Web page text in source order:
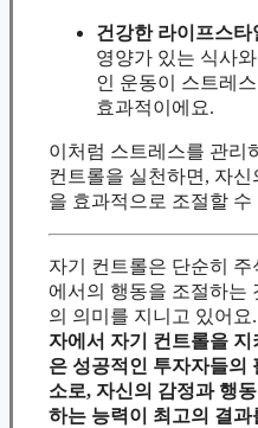
건강한 라이프스타
영양가 있는 식사
인 운동이 스트레스
효과적이에요.
이처럼 스트레스를 관리
컨트롤을 실천하면, 자신
을 효과적으로 조절할 수
자기 컨트롤은 단순히 주
에서의 행동을 조절하는
의 의미를 지니고 있어요.
자에서 자기 컨트롤을 지
은 성공적인 투자자들의
소로, 자신의 감정과 행동
하는 능력이 최고의 결과